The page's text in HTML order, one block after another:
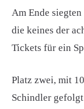
Am Ende
die keines der
Tickets für ein
Platz zwei, mit
Schindler